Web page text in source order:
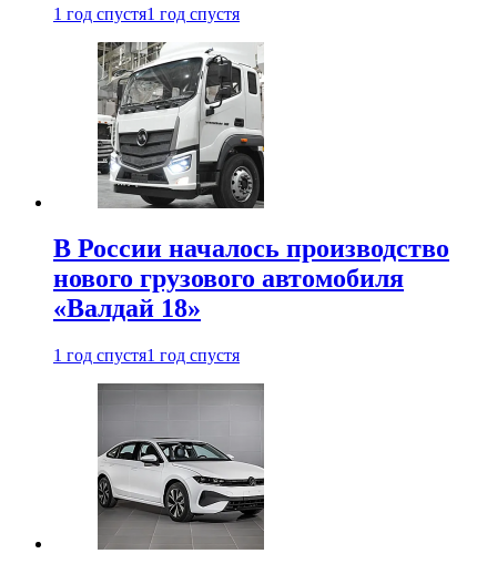
1 год спустя1 год спустя
В России началось производство
нового грузового автомобиля
«Валдай 18»
1 год спустя1 год спустя